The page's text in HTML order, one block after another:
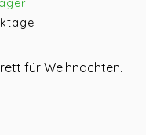
für Weihnachten.